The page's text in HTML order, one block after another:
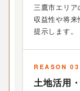
三鷹市エリ
収益性や将
提示します。
REASON 03
土地活用